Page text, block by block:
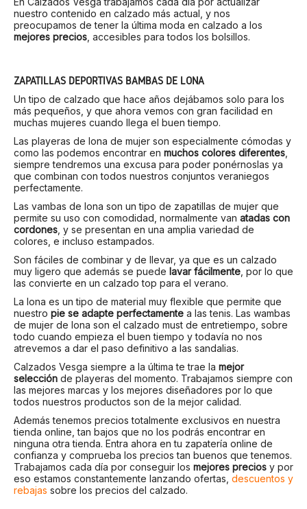
nuestro contenido en calzado más actual, y nos
preocupamos de tener la última moda en calzado a los
mejores precios, accesibles para todos los bolsillos.
ZAPATILLAS DEPORTIVAS BAMBAS DE LONA
Un tipo de calzado que hace años dejábamos solo para los
más pequeños, y que ahora vemos con gran facilidad en
muchas mujeres cuando llega el buen tiempo.
Las playeras de lona de mujer son especialmente cómodas y
como las podemos encontrar en muchos colores diferentes,
siempre tendremos una excusa para poder ponérnoslas ya
que combinan con todos nuestros conjuntos veraniegos
perfectamente.
Las vambas de lona son un tipo de zapatillas de mujer que
permite su uso con comodidad, normalmente van atadas con
cordones, y se presentan en una amplia variedad de
colores, e incluso estampados.
Son fáciles de combinar y de llevar, ya que es un calzado
muy ligero que además se puede lavar fácilmente, por lo que
las convierte en un calzado top para el verano.
La lona es un tipo de material muy flexible que permite que
nuestro pie se adapte perfectamente a las tenis. Las wambas
de mujer de lona son el calzado must de entretiempo, sobre
todo cuando empieza el buen tiempo y todavía no nos
atrevemos a dar el paso definitivo a las sandalias.
Calzados Vesga siempre a la última te trae la mejor
selección de playeras del momento. Trabajamos siempre con
las mejores marcas y los mejores diseñadores por lo que
todos nuestros productos son de la mejor calidad.
Además tenemos precios totalmente exclusivos en nuestra
tienda online, tan bajos que no los podrás encontrar en
ninguna otra tienda. Entra ahora en tu zapatería online de
confianza y comprueba los precios tan buenos que tenemos.
Trabajamos cada día por conseguir los mejores precios y por
eso estamos constantemente lanzando ofertas, descuentos y
rebajas sobre los precios del calzado.